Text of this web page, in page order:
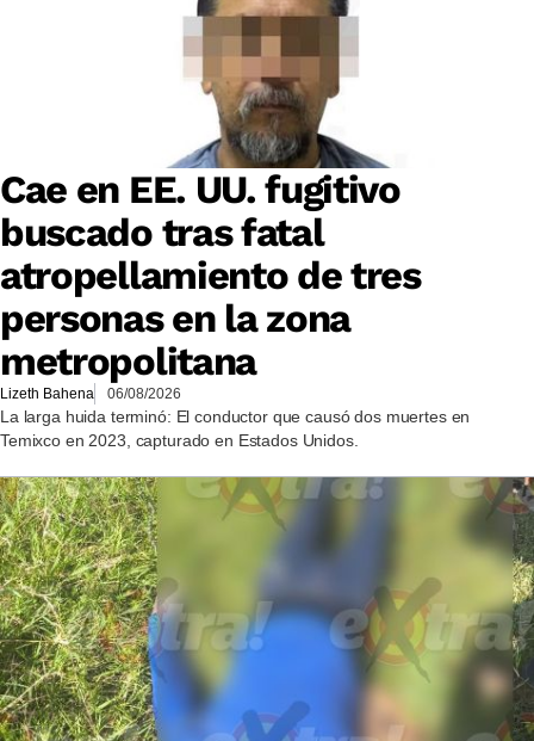
Cae en EE. UU. fugitivo
buscado tras fatal
atropellamiento de tres
personas en la zona
metropolitana
Lizeth Bahena 06/08/2026
La larga huida terminó: El conductor que causó dos muertes en
Temixco en 2023, capturado en Estados Unidos.